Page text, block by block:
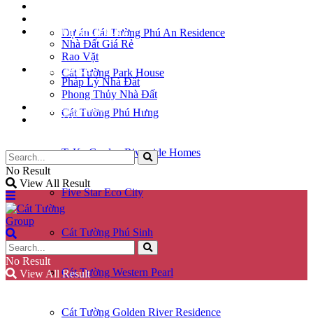
Dự án Cát Tường Phú An Residence
Cát Tường Park House
Cát Tường Phú Hưng
TaKa Garden Riverside Homes
Five Star Eco City
Cát Tường Phú Sinh
Cát Tường Western Pearl
Cát Tường Golden River Residence
KÝ GỬI NHÀ ĐẤT
Nhà Đất Giá Rẻ
Rao Vặt
KIẾN THỨC
Pháp Lý Nhà Đất
Phong Thủy Nhà Đất
GÓC CHIA SẺ
LIÊN HỆ
No Result
View All Result
No Result
View All Result